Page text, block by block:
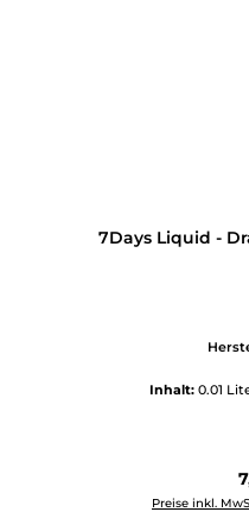
7Days Liquid -
Inhalt: 0.01
Preise inkl.